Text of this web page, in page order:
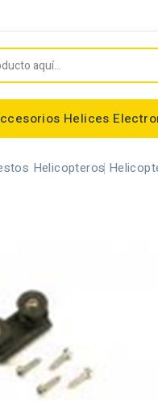
Helices
Helicopteros